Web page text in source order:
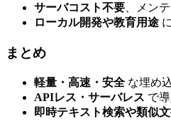
サーバコスト不要 、メン
ローカル開発や教育用途
まとめ
軽量・高速・安全 な埋め
APIレス・サーバレス で
即時テキスト検索や類似